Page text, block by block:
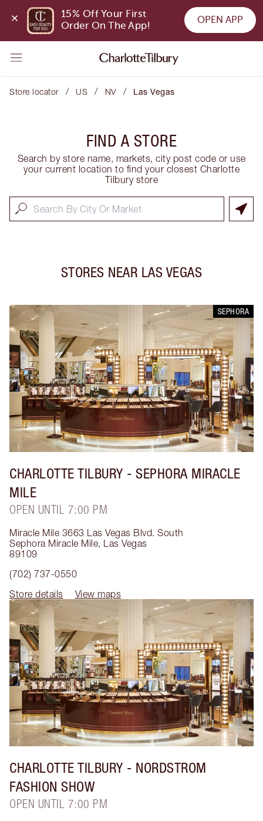
15% Off Your First
Order On The App!
OPEN APP
Store locator / US / NV / Las Vegas
FIND A STORE
Search by store name, markets, city post code or use
your current location to find your closest Charlotte
Tilbury store
STORES NEAR LAS VEGAS
SEPHORA
CHARLOTTE TILBURY - SEPHORA MIRACLE
MILE
OPEN UNTIL 7:00 PM
Miracle Mile 3663 Las Vegas Blvd. South
Sephora Miracle Mile, Las Vegas
89109
(702) 737-0550
Store details
View maps
CHARLOTTE TILBURY - NORDSTROM
FASHION SHOW
OPEN UNTIL 7:00 PM